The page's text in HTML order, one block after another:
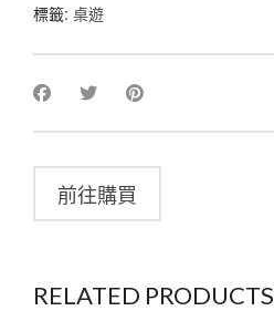
標籤: 桌遊
前往購買
RELATED PRODUCTS